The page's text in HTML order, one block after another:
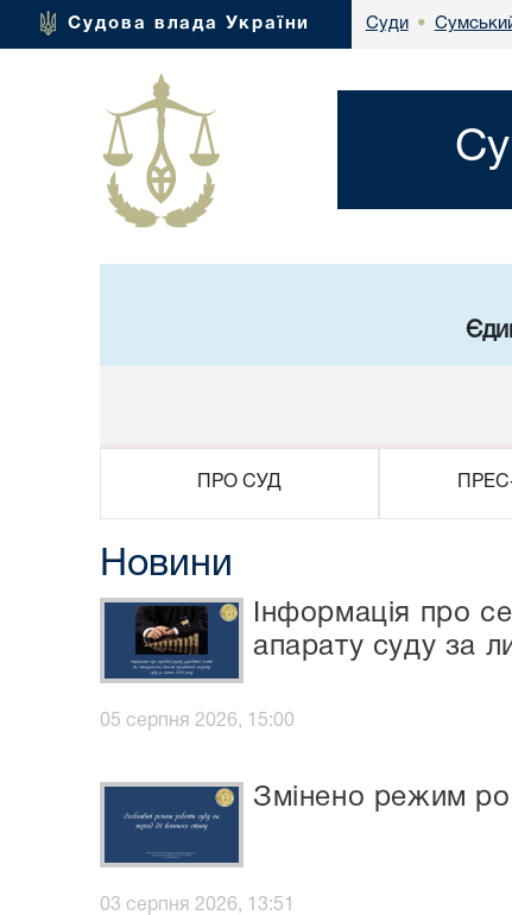
Судова влада України Суди •
ПРО СУД
Новини
Інформація про
апарату суду за
05 серпня 2026, 15:00
Змінено режим
03 серпня 2026, 13:51